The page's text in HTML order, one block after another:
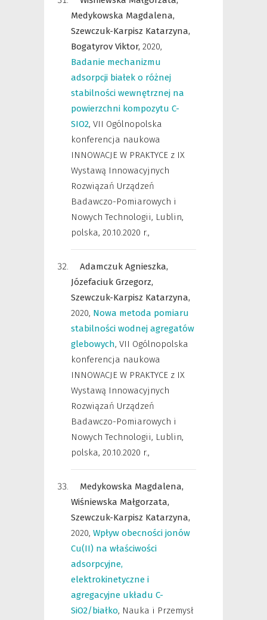
Medykowska Magdalena,
Szewczuk-Karpisz Katarzyna,
Bogatyrov Viktor, 2020,
Badanie mechanizmu
adsorpcji białek o różnej
stabilności wewnętrznej na
powierzchni kompozytu C-
SIO2, VII Ogólnopolska
konferencja naukowa
INNOWACJE W PRAKTYCE z IX
Wystawą Innowacyjnych
Rozwiązań Urządzeń
Badawczo-Pomiarowych i
Nowych Technologii, Lublin,
polska, 20.10.2020 r.,
Adamczuk Agnieszka,
Józefaciuk Grzegorz,
Szewczuk-Karpisz Katarzyna,
2020, Nowa metoda pomiaru
stabilności wodnej agregatów
glebowych, VII Ogólnopolska
konferencja naukowa
INNOWACJE W PRAKTYCE z IX
Wystawą Innowacyjnych
Rozwiązań Urządzeń
Badawczo-Pomiarowych i
Nowych Technologii, Lublin,
polska, 20.10.2020 r.,
Medykowska Magdalena,
Wiśniewska Małgorzata,
Szewczuk-Karpisz Katarzyna,
2020, Wpływ obecności jonów
Cu(II) na właściwości
adsorpcyjne,
elektrokinetyczne i
agregacyjne układu C-
SiO2/białko, Nauka i Przemysł